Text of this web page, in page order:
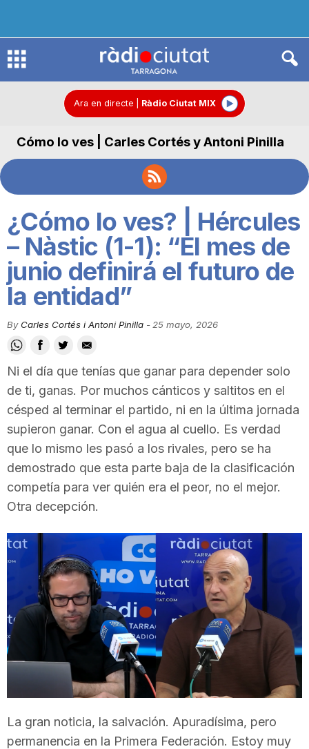
R
d
o
C
i
u
t
a
d
r
Ara en directe Ràdio Ciutat MIX
Cómo lo ves | Carles Cortés y Antoni Pinilla
¿Cómo lo ves? | Hércules
– Nàstic (1-1): “El mes de
junio definirá el futuro de
la entidad”
By Carles Cortés i Antoni Pinilla - 25 mayo, 2026
Ni el día que tenías que ganar para depender solo
de ti, ganas. Por muchos cánticos y saltitos en el
césped al terminar el partido, ni en la última jornada
supieron ganar. Con el agua al cuello. Es verdad
que lo mismo les pasó a los rivales, pero se ha
demostrado que esta parte baja de la clasificación
competía para ver quién era el peor, no el mejor.
Otra decepción.
La gran noticia, la salvación. Apuradísima, pero
permanencia en la Primera Federación. Estoy muy